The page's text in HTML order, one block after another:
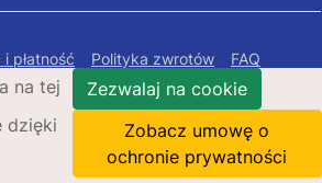
płatność Polityka zwrotów
FAQ
prywatności
Mapa Strony
Bigbaterii.pl. Wszelkie prawa
zastrzeżone.
na tej
dzięki
Zezwalaj na cookie
Zobacz umowę o
ochronie prywatności